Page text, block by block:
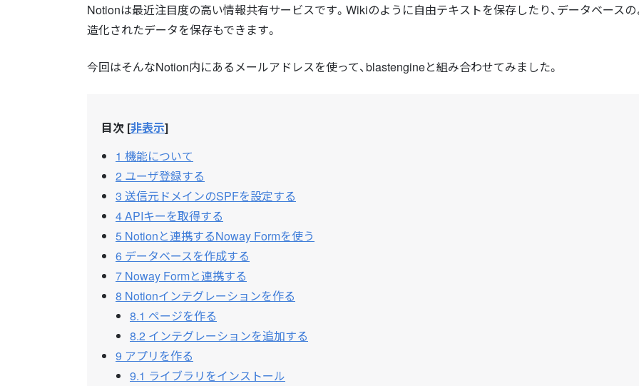
Notionは最近注目度の高い情報共有サービスです。Wikiのように自由テキストを保存したり、データベース
造化されたデータを保存もできます。
今回はそんなNotion内にあるメールアドレスを使って、blastengineと組み合わせてみました。
目次 [非表示]
1 機能について
2 ユーザ登録する
3 送信元ドメインのSPFを設定する
4APIキーを取得する
5 Notionと連携するNoway Formを使う
6 データベースを作成する
7 Noway Formと連携する
8 Notionインテグレーションを作る
8.1 ページを作る
8.2 インテグレーションを追加する
9 アプリを作る
9.1 ライブラリをインストール